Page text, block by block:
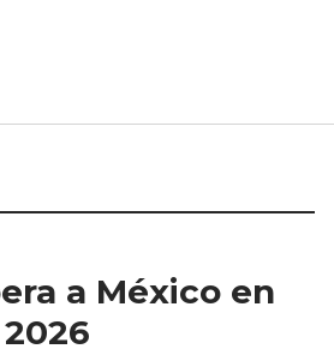
a México en